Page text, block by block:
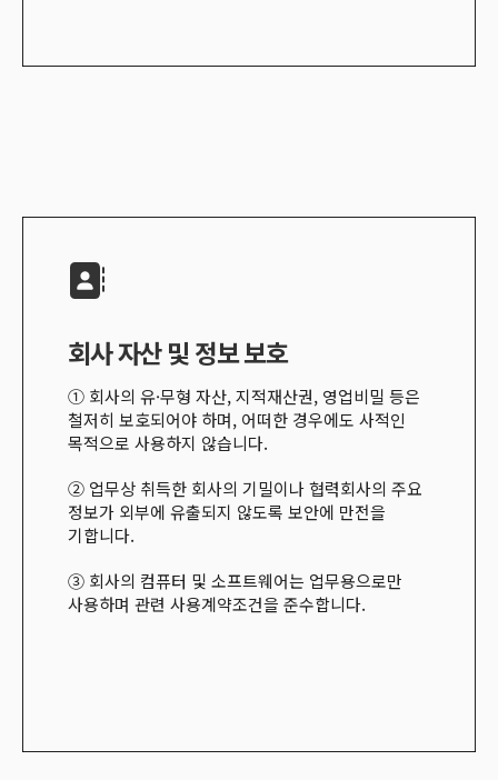
회사 자산 및 정보 보호
① 회사의 유·무형 자산,지적재산권, 영업비밀 등은
철저히 보호되어야 하며, 어떠한 경우에도 사적인
목적으로 사용하지 않습니다.
② 업무상 취득한 회사의 기밀이나 협력회사의 주요
정보가 외부에 유출되지 않도록 보안에 만전을
기합니다.
③ 회사의 컴퓨터 및 소프트웨어는 업무용으로만
사용하며 관련 사용계약조건을 준수합니다.